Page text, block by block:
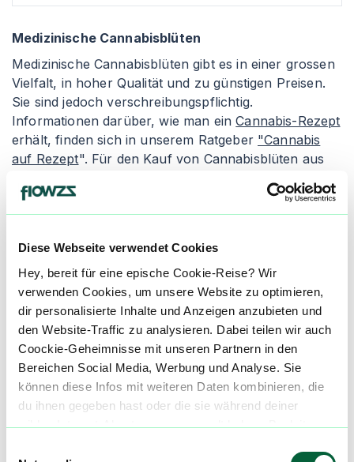
Diese Webseite verwendet Cookies
Hey, bereit für eine epische Cookie-Reise? Wir
verwenden Cookies, um unsere Website zu optimieren,
dir personalisierte Inhalte und Anzeigen anzubieten und
den Website-Traffic zu analysieren. Dabei teilen wir auch
Coockie-Geheimnisse mit unseren Partnern in den
Bereichen Social Media, Werbung und Analyse. Sie
können diese Infos mit weiteren Daten kombinieren, die
du ihnen gegeben hast oder die sie während deiner
wilden Internet-Abenteuer gesammelt haben. Begleite
Medizinische Cannabisblüten
Medizinische Cannabisblüten gibt es in einer grossen
Vielfalt, in hoher Qualität und zu günstigen Preisen.
Sie sind jedoch verschreibungspflichtig.
Informationen darüber, wie man einCannabis-Rezept
erhält, finden sich in unserem Ratgeber "Cannabis
auf Rezept". Für den Kauf von Cannabisblüten aus
Cannabis legal kaufen
" zu lesen. Apotheken geben
die Cannabisblüten entweder als Granulat oder als
Einnahmeform ist.
Granulierte Cannabisblüten wird in der Apotheke
zerkleinert und verpackt. Die Konsumenten erhalten
einen Dosierlöffel zur genauen Abmessung des
medizinischen Cannabis, um ungleichmäßige und
inkorrekte Dosierungen zu vermeiden. Der Nachteil
von granuliertem Cannabis ist seine schnellere
Oxidation, wodurch es schneller austrocknen und an
Qualität verlieren kann. Alternativ gibt es die Abgabe